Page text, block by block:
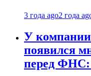
3 года ago2 года
У
появился
перед ФНС: